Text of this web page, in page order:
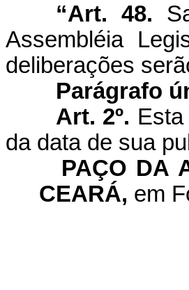
“Art. 48.
Assembléia
deliberações
Parágrafo
Art. 2º.
da data de sua
PAÇO DA
CEARÁ, em